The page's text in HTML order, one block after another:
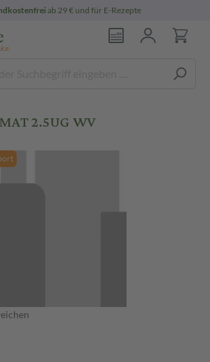
ab 29 € und für E-Rezepte
2.5UG WV